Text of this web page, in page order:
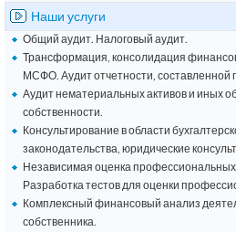
Наши услуги
Общий аудит. Налоговый аудит.
Трансформация, консолидация
МСФО. Аудит отчетности,
Аудит нематериальных активов и иных
собственности.
Консультирование в области
законодательства, юридические
Независимая оценка
Разработка тестов для оценки
Комплексный финансовый анализ
собственника.